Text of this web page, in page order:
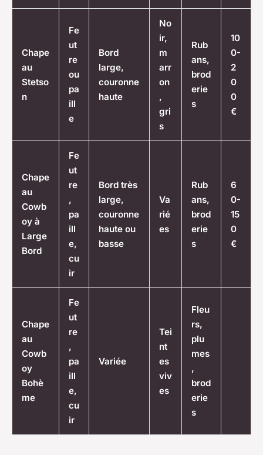
Chape
au
Stetso
n
Fe
ut
re
ou
pa
ill
e
Bord
large,
couronne
haute
No
ir,
m
arr
on
,
gri
s
Rub
ans,
brod
erie
s
10
0-
2
0
0
€
Chape
au
Cowb
oy à
Large
Bord
Fe
ut
re
,
pa
ill
e,
cu
ir
Bord très
large,
couronne
haute ou
basse
Va
rié
es
Rub
ans,
brod
erie
s
6
0-
15
0
€
Chape
au
Cowb
oy
Bohè
me
Fe
ut
re
,
pa
ill
e,
cu
ir
Variée
Tei
nt
es
viv
es
Fleu
rs,
plu
mes
,
brod
erie
s